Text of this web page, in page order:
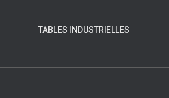
TABLES INDUSTRIELLES